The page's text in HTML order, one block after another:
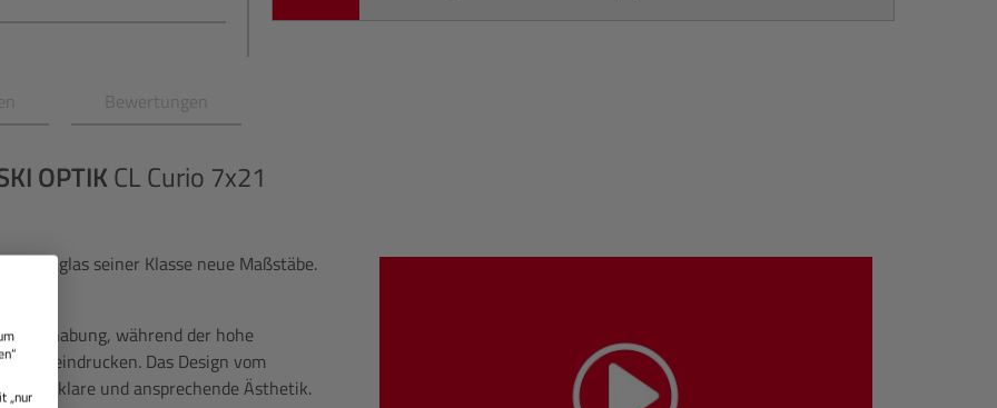
Bewertungen
OPTIKCL Curio 7x21
Fernglas seiner Klasse neue Maßstäbe.
während der hohe
beeindrucken. Das Design vom
eine klare und ansprechende Ästhetik.
„nur